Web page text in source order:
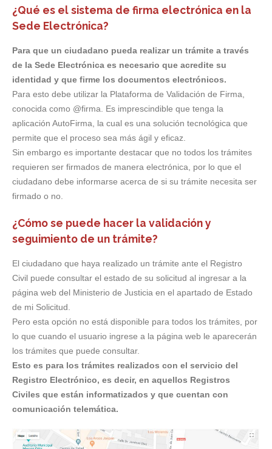
¿Qué es el sistema de firma electrónica en la
Sede Electrónica?
Para que un ciudadano pueda realizar un trámite a través
de la Sede Electrónica es necesario que acredite su
identidad y que firme los documentos electrónicos.
Para esto debe utilizar la Plataforma de Validación de Firma,
conocida como @firma. Es imprescindible que tenga la
aplicación AutoFirma, la cual es una solución tecnológica que
permite que el proceso sea más ágil y eficaz.
Sin embargo es importante destacar que no todos los trámites
requieren ser firmados de manera electrónica, por lo que el
ciudadano debe informarse acerca de si su trámite necesita ser
firmado o no.
¿Cómo se puede hacer la validación y
seguimiento de un trámite?
El ciudadano que haya realizado un trámite ante el Registro
Civil puede consultar el estado de su solicitud al ingresar a la
página web del Ministerio de Justicia en el apartado de Estado
de mi Solicitud.
Pero esta opción no está disponible para todos los trámites, por
lo que cuando el usuario ingrese a la página web le aparecerán
los trámites que puede consultar.
Esto es para los trámites realizados con el servicio del
Registro Electrónico, es decir, en aquellos Registros
Civiles que están informatizados y que cuentan con
comunicación telemática.